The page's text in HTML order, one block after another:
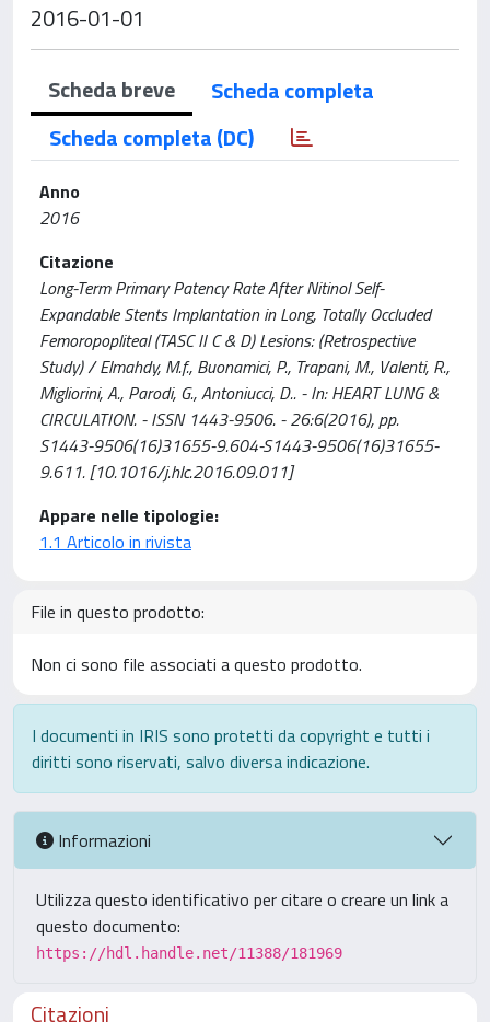
2016-01-01
Scheda breve
Scheda completa
Scheda completa (DC)
Anno
2016
Citazione
Long-Term Primary Patency Rate After Nitinol Self-
Expandable Stents Implantation in Long, Totally Occluded
Femoropopliteal (TASC II C & D) Lesions: (Retrospective
Study) / Elmahdy, M.f., Buonamici, P., Trapani, M., Valenti, R.,
Migliorini, A., Parodi, G., Antoniucci, D.. - In: HEART LUNG &
CIRCULATION. - ISSN 1443-9506. - 26:6(2016), pp.
S1443-9506(16)31655-9.604-S1443-9506(16)31655-
9.611. [10.1016/j.hlc.2016.09.011]
Appare nelle tipologie:
1.1 Articolo in rivista
File in questo prodotto:
Non ci sono file associati a questo prodotto.
I documenti in IRIS sono protetti da copyright e tutti i
diritti sono riservati, salvo diversa indicazione.
Informazioni
Utilizza questo identificativo per citare o creare un link a
questo documento:
https://hdl.handle.net/11388/181969
Citazioni